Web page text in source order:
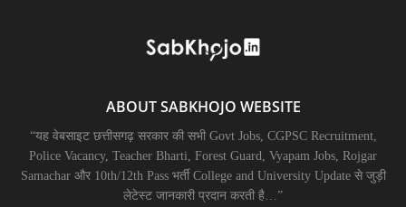
ABOUT SABKHOJO WEBSITE
“यह वेबसाइट छत्तीसगढ़ सरकार की सभी Govt Jobs, CGPSC Recruitment,
Police Vacancy, Teacher Bharti, Forest Guard, Vyapam Jobs, Rojgar
Samachar और 10th/12th Pass भर्ती College and University Update से जुड़ी
लेटेस्ट जानकारी प्रदान करती है…”